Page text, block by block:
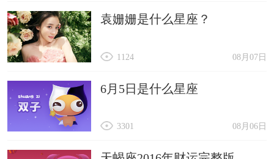
袁姗姗是什么星座？
08月07日
1124
6月5日是什么星座
08月06日
3301